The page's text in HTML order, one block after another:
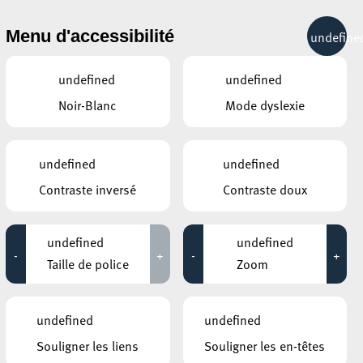
RÉCRÉATION MOBILITÉ
ÉVÉNEMENTS CONTINUS
12 NOVEMBRE 2020
Eric Mangen – MONUMENTA X
Jusqu'au 14 novembre
Fackelwanderung – Marche aux
flambeaux – Torch Hike
Jusqu'au 14 novembre
17°C
Menu d'accessibilité
undefined
Noir-Blanc
undefined
Mode dyslexie
undefined
Contraste inversé
undefined
Contraste doux
-
undefined
Taille de police
+ -
undefined
Zoom
+
undefined
Souligner les liens
undefined
Souligner les en-têtes